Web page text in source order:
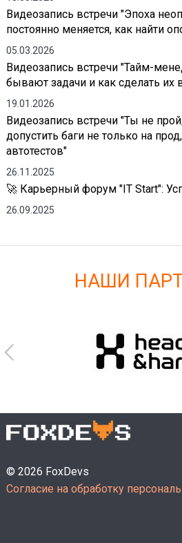
Видеозапись встречи "Эпоха
постоянно меняется, как найти
05.03.2026
Видеозапись встречи "Тайм-
бывают задачи и как сделать их
19.01.2026
Видеозапись встречи "Ты не
допустить баги не только на
автотестов"
26.11.2025
🚀 Карьерный форум "IT Start":
26.09.2025
НАШИ
© 2026 FoxDevs
Согласие на обработку